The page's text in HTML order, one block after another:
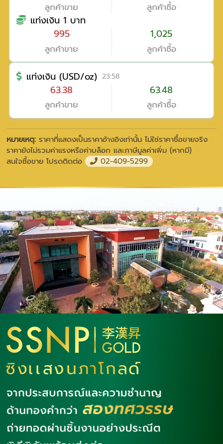
ลูกค้าขาย
ลูกค้าซื้อ
แท่งเงิน 1 บาท
995
ลูกค้าขาย
1,025
ลูกค้าซื้อ
แท่งเงิน (USD/oz) 23:58
63.38
ลูกค้าขาย
63.48
ลูกค้าซื้อ
หมายเหตุ:ราคาที่แสดงเป็นราคาอ้างอิงเท่านั้น ไม่ใช่ราคาซื้อขายจริง
ราคายังไม่รวมค่าแรงหรือค่าบล็อก และภาษีมูลค่าเพิ่ม (หากมี)
สนใจซื้อขาย โปรดติดต่อ
02-409-5299